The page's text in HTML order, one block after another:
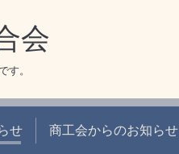
会
です。
せ 商工会からのお知らせ